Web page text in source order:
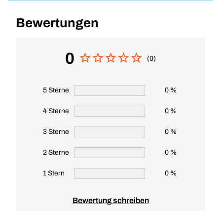
Bewertungen
0 (0)
5 Sterne 0 %
4 Sterne 0 %
3 Sterne 0 %
2 Sterne 0 %
1 Stern 0 %
Bewertung schreiben